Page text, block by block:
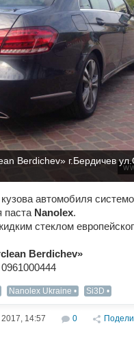
Berdichev» г.Бердичев
автомобиля
паста Nanolex.
стеклом
Berdichev»
Nanolex Ukraine Si3D
14:57 0